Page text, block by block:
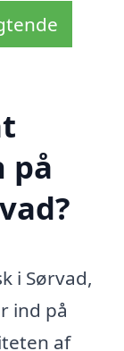
på
i Sørvad,
ind på
af